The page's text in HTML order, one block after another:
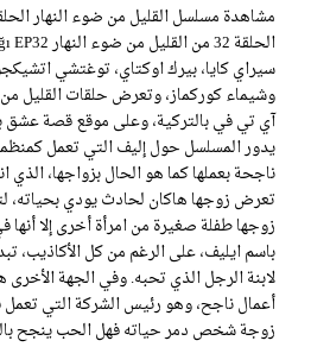
سيراي كايا، بيرك اوكتاي، توغتشي
آي تي في بالتركية، وعلى موقع قصة عشق
يدور المسلسل حول إليف التي تعمل
ناجحة بعملها كما هو الحال بزواجها،
تعرض زوجها هاكان لحادث يودي بحياته،
زوجها طفلة صغيرة من امرأة أخرى إلا
باسم ايليف، على الرغم من كل الأكاذيب،
لابنة الرجل الذي تحبه. وفي الجهة
أعمال ناجح، وهو رئيس الشركة التي
زوجة شخص دمر حياته فهل الحب ينجح